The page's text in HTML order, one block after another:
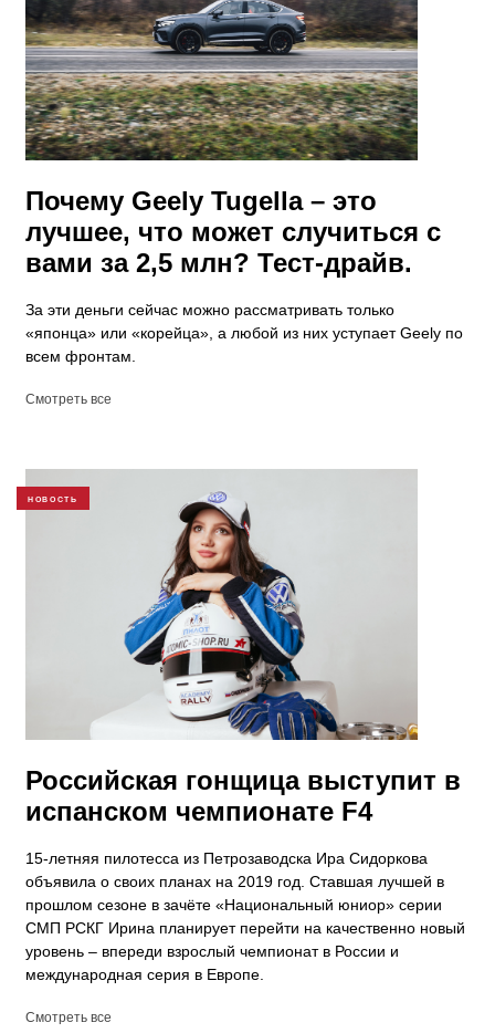
Почему Geely Tugella – это
лучшее, что может случиться с
вами за 2,5 млн? Тест-драйв.
За эти деньги сейчас можно рассматривать только
«японца» или «корейца», а любой из них уступает Geely по
всем фронтам.
Смотреть все
НОВОСТЬ
Российская гонщица выступит в
испанском чемпионате F4
15-летняя пилотесса из Петрозаводска Ира Сидоркова
объявила о своих планах на 2019 год. Ставшая лучшей в
прошлом сезоне в зачёте «Национальный юниор» серии
СМП РСКГ Ирина планирует перейти на качественно новый
уровень – впереди взрослый чемпионат в России и
международная серия в Европе.
Смотреть все